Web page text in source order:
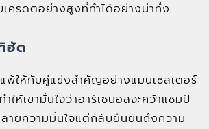
ครดิตอย่างสูงที่ทำได้อย่างน่าทึ่ง
ฮัด
พ้ให้กับคู่แข่งสำคัญอย่างแมนเชสเตอร์
ให้เขามั่นใจว่าอาร์เซนอลจะคว้าแชมป์
ายความมั่นใจแต่กลับยืนยันถึงความ